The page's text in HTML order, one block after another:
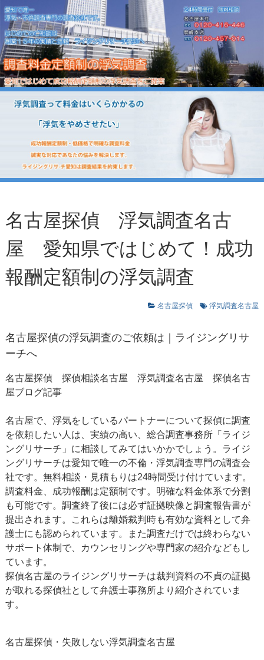
名古屋探偵 浮気調査名古
屋 愛知県ではじめて！成功
報酬定額制の浮気調査
名古屋探偵 浮気調査名古屋
名古屋探偵の浮気調査のご依頼は｜ライジングリサ
ーチへ
名古屋探偵 探偵相談名古屋 浮気調査名古屋 探偵名古
屋ブログ記事
名古屋で、浮気をしているパートナーについて探偵に調査
を依頼したい人は、実績の高い、総合調査事務所「ライジ
ングリサーチ」に相談してみてはいかかでしょう。ライジ
ングリサーチは愛知で唯一の不倫・浮気調査専門の調査会
社です。無料相談・見積もりは24時間受け付けています。
調査料金、成功報酬は定額制です。明確な料金体系で分割
も可能です。調査終了後には必ず証拠映像と調査報告書が
提出されます。これらは離婚裁判時も有効な資料として弁
護士にも認められています。また調査だけでは終わらない
サポート体制で、カウンセリングや専門家の紹介などもし
ています。
探偵名古屋のライジングリサーチは裁判資料の不貞の証拠
が取れる探偵社として弁護士事務所より紹介されていま
す。
名古屋探偵・失敗しない浮気調査名古屋